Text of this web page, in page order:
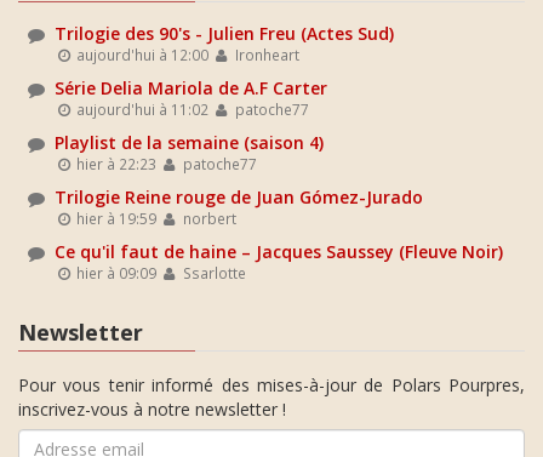
Trilogie des 90's - Julien Freu (Actes Sud)
aujourd'hui à 12:00 Ironheart
Série Delia Mariola de A.F Carter
aujourd'hui à 11:02 patoche77
Playlist de la semaine (saison 4)
hier à 22:23 patoche77
Trilogie Reine rouge de Juan Gómez-Jurado
hier à 19:59 norbert
Ce qu'il faut de haine – Jacques Saussey (Fleuve Noir)
hier à 09:09 Ssarlotte
Newsletter
Pour vous tenir informé des mises-à-jour de Polars Pourpres,
inscrivez-vous à notre newsletter !